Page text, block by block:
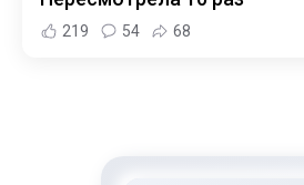
219 54 68